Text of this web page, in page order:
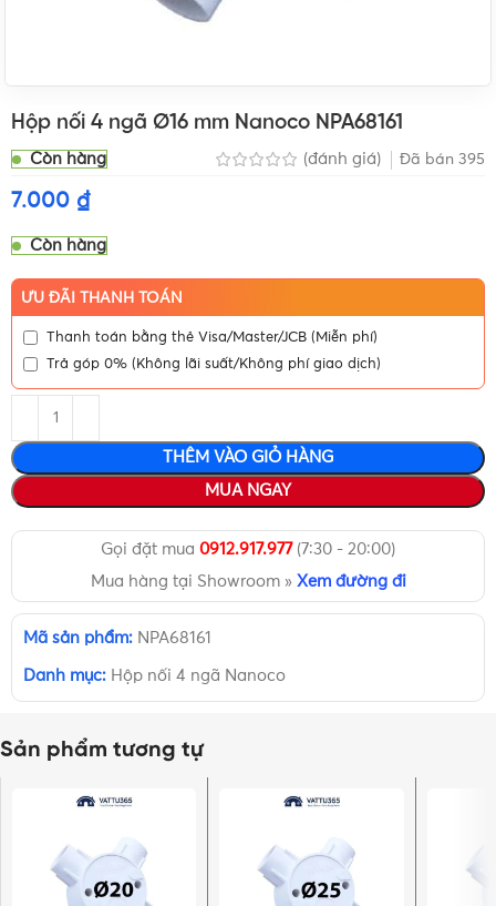
Hộp nối 4 ngã Ø16 mm Nanoco NPA68161
Còn hàng (đánh giá) Đã bán 395
7.000 ₫
Còn hàng
ƯU ĐÃI THANH TOÁN
Thanh toán bằng thẻ Visa/Master/JCB (Miễn phí)
Trả góp 0% (Không lãi suất/Không phí giao dịch)
THÊM VÀO GIỎ HÀNG
MUA NGAY
Gọi đặt mua 0912.917.977(7:30 - 20:00)
Mua hàng tại Showroom » Xem đường đi
Mã sản phẩm: NPA68161
Danh mục: Hộp nối 4 ngã Nanoco
Sản phẩm tương tự